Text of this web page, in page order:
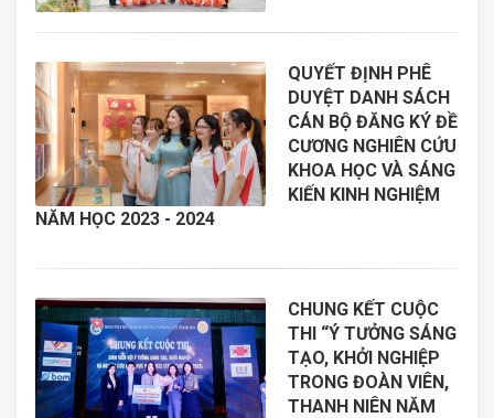
QUYẾT ĐỊNH PHÊ
DUYỆT DANH SÁCH
CÁN BỘ ĐĂNG KÝ ĐỀ
CƯƠNG NGHIÊN CỨU
KHOA HỌC VÀ SÁNG
KIẾN KINH NGHIỆM
NĂM HỌC 2023 - 2024
CHUNG KẾT CUỘC
THI “Ý TƯỞNG SÁNG
TẠO, KHỞI NGHIỆP
TRONG ĐOÀN VIÊN,
THANH NIÊN NĂM